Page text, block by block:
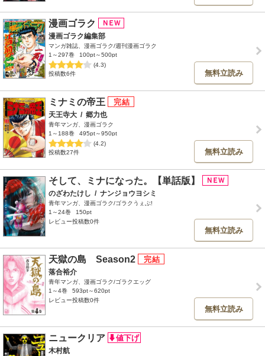
漫画ゴラク
漫画ゴラク編集部
マンガ雑誌、漫画ゴラク/週刊漫画ゴラク
1～297巻
100pt～500pt
(4.3)
投稿数6件
無料立読み
ミナミの帝王
天王寺大 / 郷力也
青年マンガ、漫画ゴラク
1～188巻
495pt～950pt
(4.2)
投稿数27件
無料立読み
そして、ミナになった。【単話版】
のざわたけし / ナンジョウヨシミ
青年マンガ、漫画ゴラク/ゴラクうぇぶ!
1～24巻
150pt
レビュー投稿数0件
無料立読み
天獄の島 Season2
落合裕介
青年マンガ、漫画ゴラク/ゴラクエッグ
1～4巻
593pt～620pt
レビュー投稿数0件
無料立読み
ニュークリア
木村航